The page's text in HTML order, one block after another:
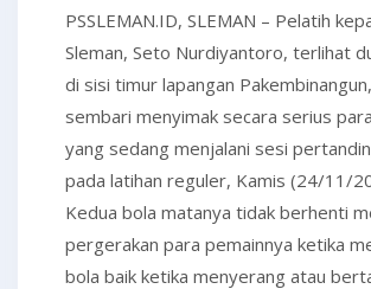
PSSLEMAN.ID, SLEMAN – Pelatih
Sleman, Seto Nurdiyantoro, terlihat
di sisi timur lapangan
sembari menyimak secara serius
yang sedang menjalani sesi
pada latihan reguler, Kamis (24/11/
Kedua bola matanya tidak berhenti
pergerakan para pemainnya ketika
bola baik ketika menyerang atau